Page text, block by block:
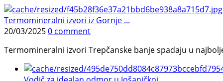
Termomineralni izvori iz Gornje ...
20/03/20250 comment
Termomineralni izvori Trepčanske banje spadaju u